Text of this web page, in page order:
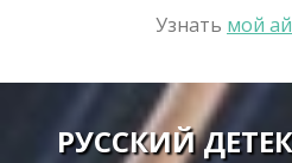
Узнать мой
РУССКИЙ